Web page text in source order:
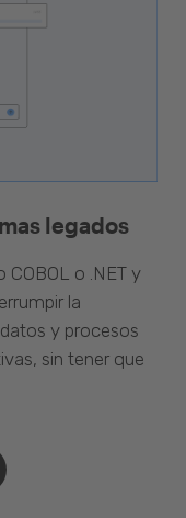
legados
o .NET y
la
y procesos
sin tener que